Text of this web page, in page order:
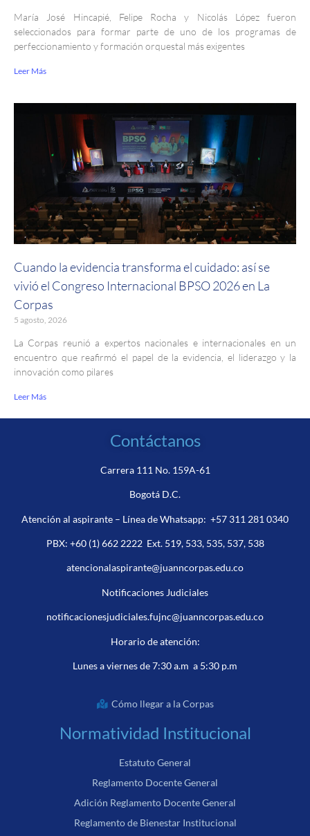
María José Hincapié, Felipe Rocha y Nicolás López fueron
seleccionados para formar parte de uno de los programas de
perfeccionamiento y formación orquestal más exigentes
Leer Más
Cuando la evidencia transforma el cuidado: así se
vivió el Congreso Internacional BPSO 2026 en La
Corpas
5 agosto, 2026
La Corpas reunió a expertos nacionales e internacionales en un
encuentro que reafirmó el papel de la evidencia, el liderazgo y la
innovación como pilares
Leer Más
Contáctanos
Carrera 111 No. 159A-61
Bogotá D.C.
Atención al aspirante – Línea de Whatsapp: +57 311 281 0340
PBX: +60 (1) 662 2222Ext. 519, 533, 535, 537, 538
atencionalaspirante@juanncorpas.edu.co
Notificaciones Judiciales
notificacionesjudiciales.fujnc@juanncorpas.edu.co
Horario de atención:
Lunes a viernes de 7:30 a.m a 5:30 p.m
Cómo llegar a la Corpas
Normatividad Institucional
Estatuto General
Reglamento Docente General
Adición Reglamento Docente General
Reglamento de Bienestar Institucional